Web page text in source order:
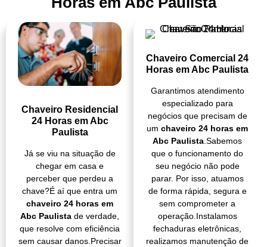
Chaveiro Residencial
24 Horas em Abc
Paulista
Já se viu na situação de
chegar em casa e
perceber que perdeu a
chave?É aí que entra um
chaveiro 24 horas em
Abc Paulista de verdade,
que resolve com eficiência
sem causar danos.Precisar
Chaveiro Comercial 24
Horas em Abc Paulista
Garantimos atendimento
especializado para
negócios que precisam de
um chaveiro 24 horas em
Abc Paulista.Sabemos
que o funcionamento do
seu negócio não pode
parar. Por isso, atuamos
de forma rápida, segura e
sem comprometer a
operação.Instalamos
fechaduras eletrônicas,
realizamos manutenção de